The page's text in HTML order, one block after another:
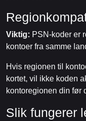
Viktig: PSN-koder er
kontoer fra samme
Hvis regionen til
kortet, vil ikke koden
kontoregionen din før
Slik fungerer